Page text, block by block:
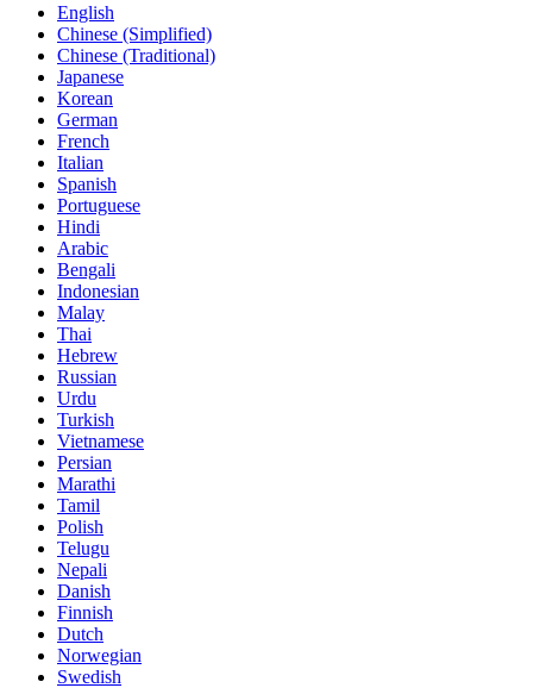
English
Chinese (Simplified)
Chinese (Traditional)
Japanese
Korean
German
French
Italian
Spanish
Portuguese
Hindi
Arabic
Bengali
Indonesian
Malay
Thai
Hebrew
Russian
Urdu
Turkish
Vietnamese
Persian
Marathi
Tamil
Polish
Telugu
Nepali
Danish
Finnish
Dutch
Norwegian
Swedish